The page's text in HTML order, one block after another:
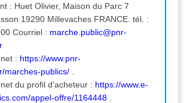
Maison du Parc 7
tél. :
05-55-96-97-00 Courriel : marche.public@pnr-
: https://www.pnr-
marches-publics/
du profil d'acheteur : https://www.e-
appel-offre/1164448